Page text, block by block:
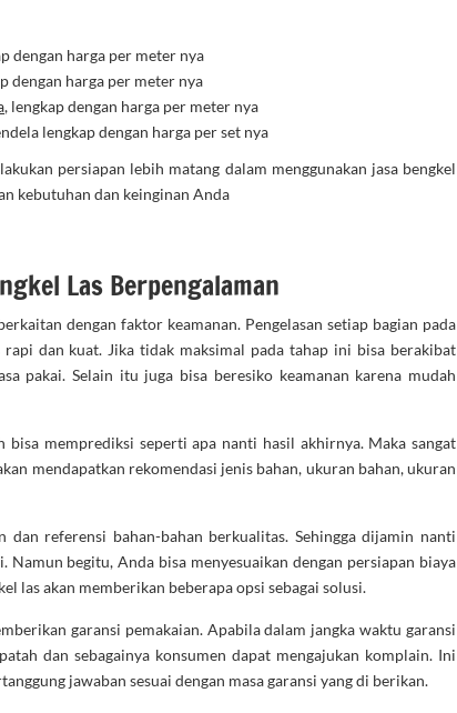
dengan harga per meter nya
dengan harga per meter nya
, lengkap dengan harga per meter nya
lengkap dengan harga per set nya
persiapan lebih matang dalam menggunakan jasa bengkel
kebutuhan dan keinginan Anda
Las Berpengalaman
dengan faktor keamanan. Pengelasan setiap bagian pada
dan kuat. Jika tidak maksimal pada tahap ini bisa berakibat
pakai. Selain itu juga bisa beresiko keamanan karena mudah
bisa memprediksi seperti apa nanti hasil akhirnya. Maka sangat
mendapatkan rekomendasi jenis bahan, ukuran bahan, ukuran
dan referensi bahan-bahan berkualitas. Sehingga dijamin nanti
begitu, Anda bisa menyesuaikan dengan persiapan biaya
las akan memberikan beberapa opsi sebagai solusi.
garansi pemakaian. Apabila dalam jangka waktu garansi
dan sebagainya konsumen dapat mengajukan komplain. Ini
jawaban sesuai dengan masa garansi yang di berikan.